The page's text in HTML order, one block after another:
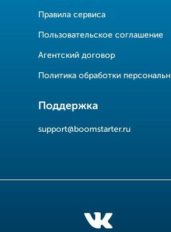
Правила сервиса
Пользовательское соглашение
Агентский договор
Политика обработки
Поддержка
support@boomstarter.ru